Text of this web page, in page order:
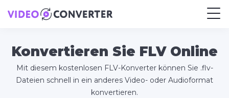
Konvertieren Sie FLV Online
Mit diesem kostenlosen FLV-Konverter können Sie .flv-
Dateien schnell in ein anderes Video- oder Audioformat
konvertieren.